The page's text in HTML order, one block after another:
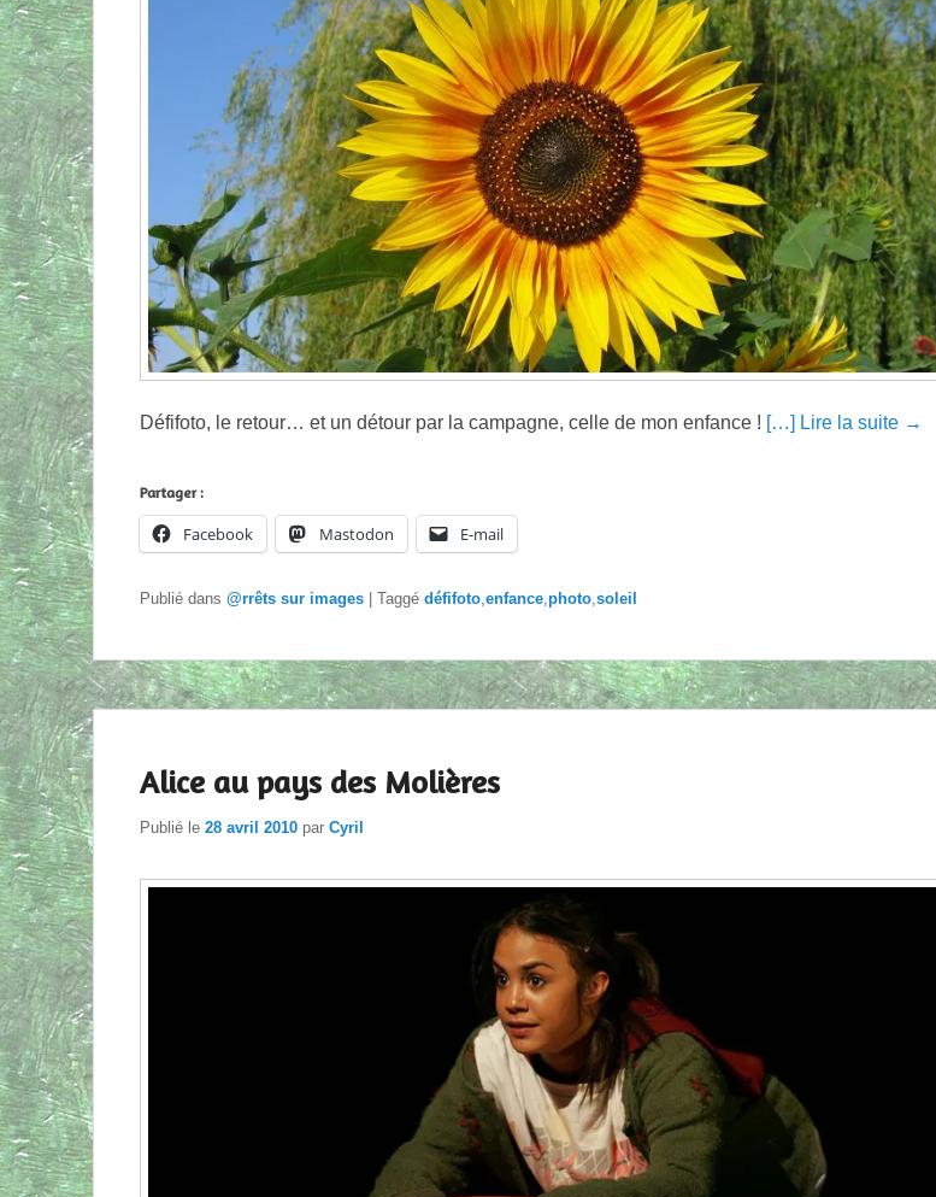
Défifoto, le retour… et un détour par la campagne, celle de mon enfance ! […] Lire la suite →
Partager :
Facebook Mastodon E-mail
Publié dans @rrêts sur images Taggé défifoto enfance photo soleil
Alice au pays des Molières
Publié le 28 avril 2010 par Cyril